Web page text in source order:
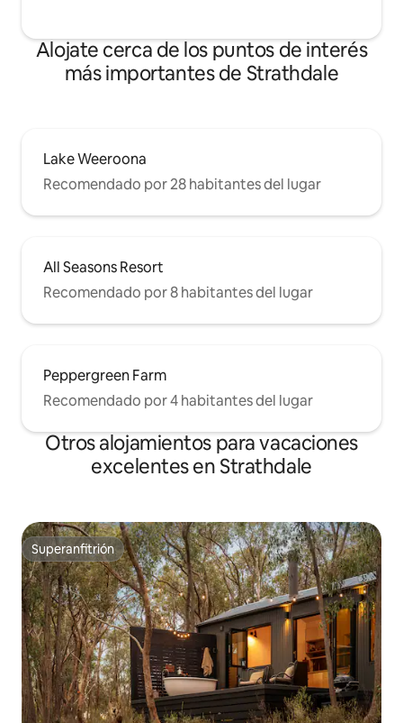
Alojate cerca de los puntos de interés
más importantes de Strathdale
Lake Weeroona
Recomendado por 28 habitantes del lugar
All Seasons Resort
Recomendado por 8 habitantes del lugar
Peppergreen Farm
Recomendado por 4 habitantes del lugar
Otros alojamientos para vacaciones
excelentes en Strathdale
Superanfitrión
Superanfitrión